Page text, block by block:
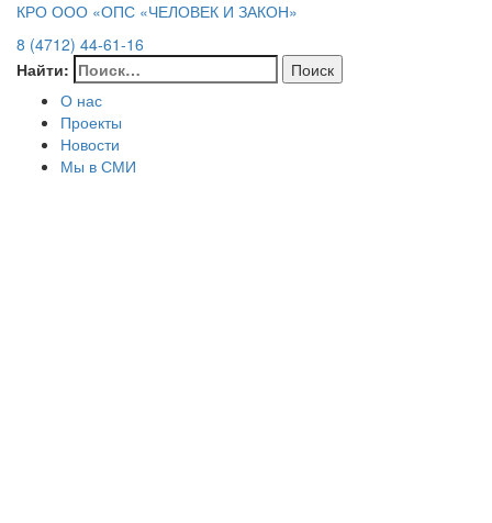
КРО ООО «ОПС «ЧЕЛОВЕК И ЗАКОН»
8 (4712) 44-61-16
Найти:
О нас
Проекты
Новости
Мы в СМИ